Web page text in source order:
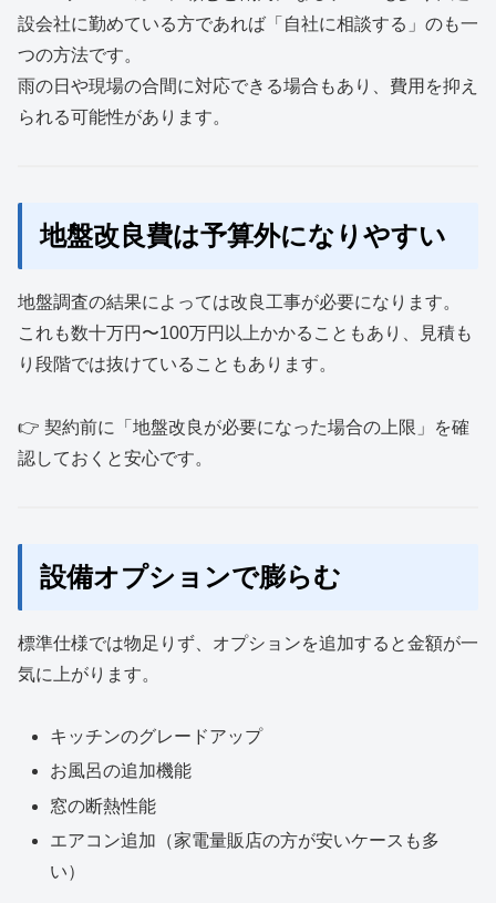
設会社に勤めている方であれば「自社に相談する」のも一
つの方法です。
雨の日や現場の合間に対応できる場合もあり、費用を抑え
られる可能性があります。
地盤改良費は予算外になりやすい
地盤調査の結果によっては改良工事が必要になります。
これも数十万円〜100万円以上かかることもあり、見積も
り段階では抜けていることもあります。
👉 契約前に「地盤改良が必要になった場合の上限」を確
認しておくと安心です。
設備オプションで膨らむ
標準仕様では物足りず、オプションを追加すると金額が一
気に上がります。
キッチンのグレードアップ
お風呂の追加機能
窓の断熱性能
エアコン追加（家電量販店の方が安いケースも多
い）